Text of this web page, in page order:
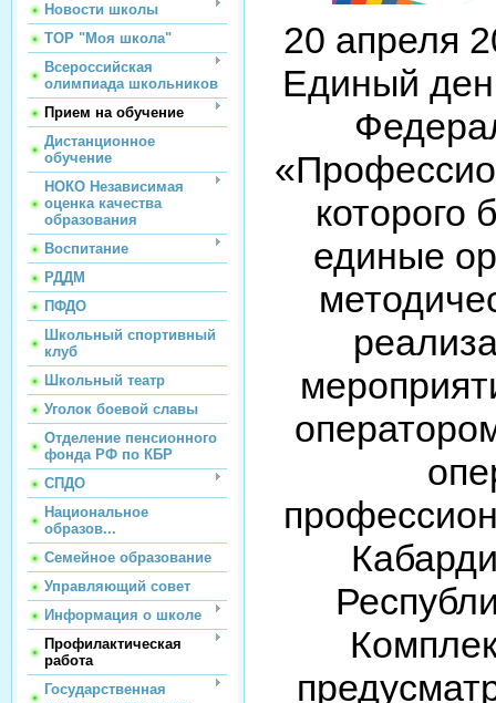
Новости школы
ТОР "Моя школа"
Всероссийская
олимпиада школьников
Прием на обучение
Дистанционное
обучение
НОКО Независимая
оценка качества
образования
Воспитание
РДДМ
ПФДО
Школьный спортивный
клуб
Школьный театр
Уголок боевой славы
Отделение пенсионного
фонда РФ по КБР
СПДО
Национальное
образов...
Семейное образование
Управляющий совет
Информация о школе
Профилактическая
работа
Государственная
20 апреля
Единый
которого
единые